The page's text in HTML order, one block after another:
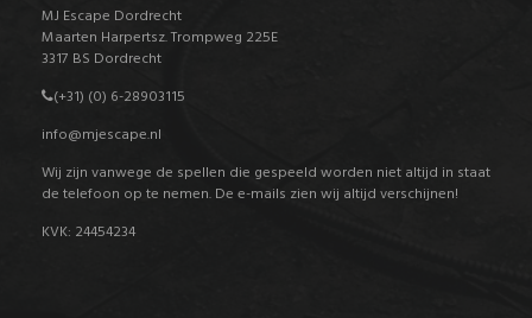
MJ Escape Dordrecht
Maarten Harpertsz. Trompweg 225E
3317 BS Dordrecht
(+31) (0) 6-28903115
info@mjescape.nl
Wij zijn vanwege de spellen die gespeeld worden niet altijd in staat
de telefoon op te nemen. De e-mails zien wij altijd verschijnen!
KVK: 24454234